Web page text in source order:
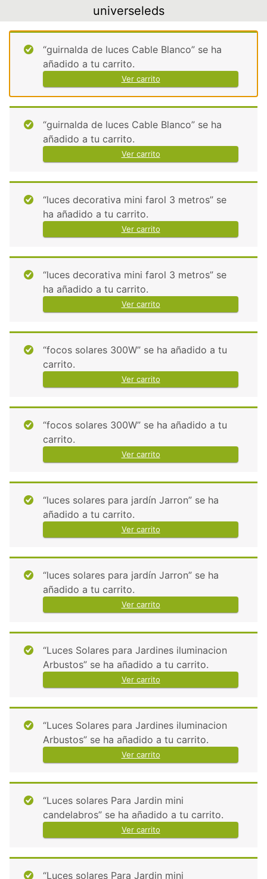
to
content
universeleds
“guirnalda de luces Cable Blanco” se ha
añadido a tu carrito.
Ver carrito
“guirnalda de luces Cable Blanco” se ha
añadido a tu carrito.
Ver carrito
“luces decorativa mini farol 3 metros” se
ha añadido a tu carrito.
Ver carrito
“luces decorativa mini farol 3 metros” se
ha añadido a tu carrito.
Ver carrito
“focos solares 300W” se ha añadido a tu
carrito.
Ver carrito
“focos solares 300W” se ha añadido a tu
carrito.
Ver carrito
“luces solares para jardín Jarron” se ha
añadido a tu carrito.
Ver carrito
“luces solares para jardín Jarron” se ha
añadido a tu carrito.
Ver carrito
“Luces Solares para Jardines iluminacion
Arbustos” se ha añadido a tu carrito.
Ver carrito
“Luces Solares para Jardines iluminacion
Arbustos” se ha añadido a tu carrito.
Ver carrito
“Luces solares Para Jardin mini
candelabros” se ha añadido a tu carrito.
Ver carrito
“Luces solares Para Jardin mini